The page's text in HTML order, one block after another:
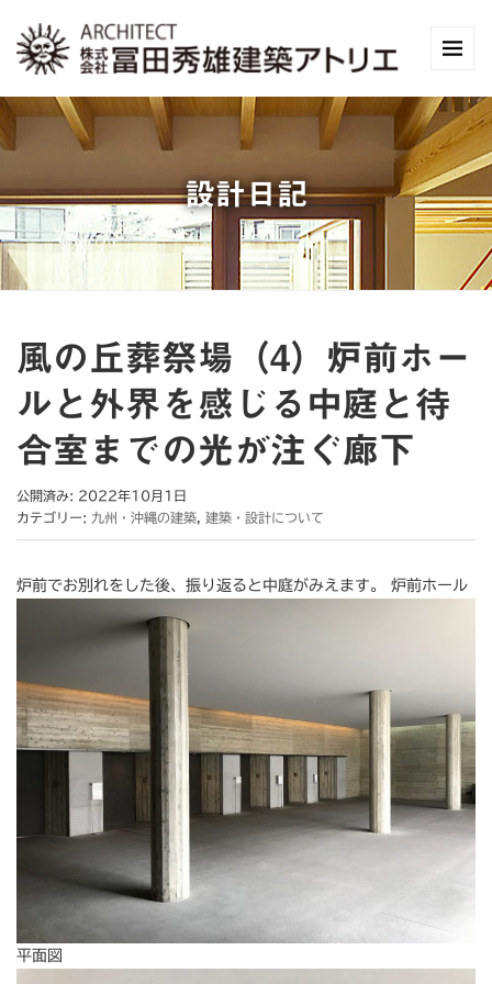
設計日記
風の丘葬祭場（4）炉前ホー
ルと外界を感じる中庭と待
合室までの光が注ぐ廊下
公開済み: 2022年10月1日
カテゴリー: 九州・沖縄の建築 建築・設計について
炉前でお別れをした後、振り返ると中庭がみえます。 炉前ホール
平面図